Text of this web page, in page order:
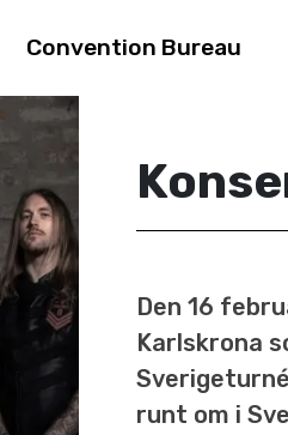
Convention Bureau
Den 16
Karlskrona
runt om i